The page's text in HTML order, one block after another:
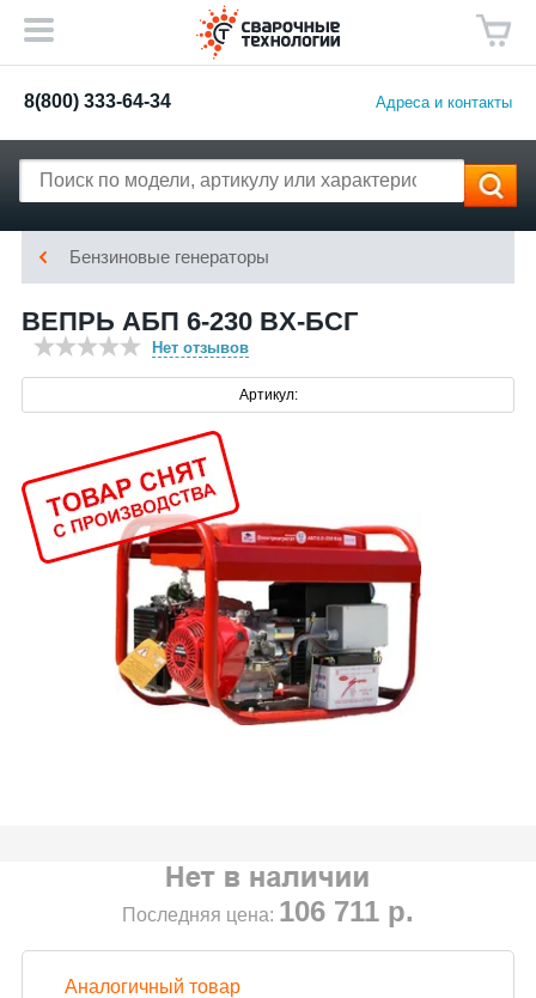
8(800) 333-64-34 Адреса и контакты
Бензиновые генераторы
ВЕПРЬ АБП 6-230 ВX-БСГ
Нет отзывов
Артикул:
Последняя цена: 106 711 р.
Аналогичный товар